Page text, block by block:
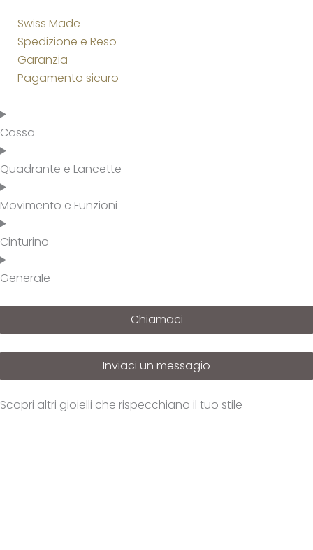
Swiss Made
Spedizione e Reso
Garanzia
Pagamento sicuro
Cassa
Quadrante e Lancette
Movimento e Funzioni
Cinturino
Generale
Chiamaci
Inviaci un messagio
Scopri altri gioielli che rispecchiano il tuo stile